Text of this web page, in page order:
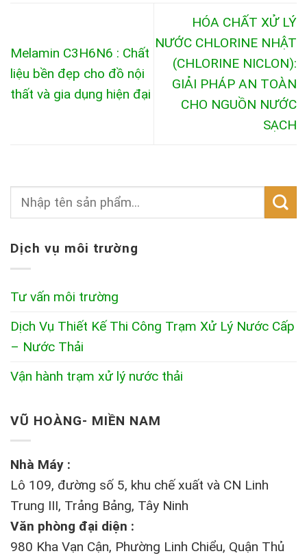
Melamin C3H6N6 : Chất
liệu bền đẹp cho đồ nội
thất và gia dụng hiện đại
HÓA CHẤT XỬ LÝ
NƯỚC CHLORINE NHẬT
(CHLORINE NICLON):
GIẢI PHÁP AN TOÀN
CHO NGUỒN NƯỚC
SẠCH
Dịch vụ môi trường
Tư vấn môi trường
Dịch Vụ Thiết Kế Thi Công Trạm Xử Lý Nước Cấp
– Nước Thải
Vận hành trạm xử lý nước thải
VŨ HOÀNG- MIỀN NAM
Nhà Máy :
Lô 109, đường số 5, khu chế xuất và CN Linh
Trung III, Trảng Bảng, Tây Ninh
Văn phòng đại diện :
980 Kha Vạn Cận, Phường Linh Chiểu, Quận Thủ